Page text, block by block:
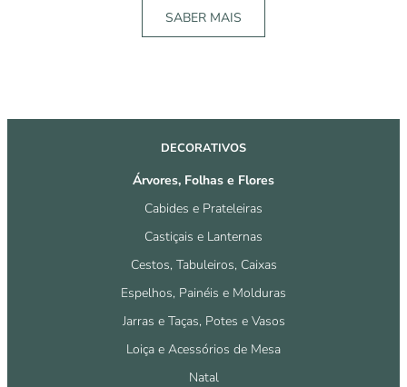
SABER MAIS
DECORATIVOS
Árvores, Folhas e Flores
Cabides e Prateleiras
Castiçais e Lanternas
Cestos, Tabuleiros, Caixas
Espelhos, Painéis e Molduras
Jarras e Taças, Potes e Vasos
Loiça e Acessórios de Mesa
Natal